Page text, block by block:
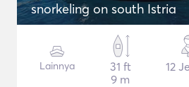
snorkeling on south Istria
Lainnya
31 ft
9 m
12